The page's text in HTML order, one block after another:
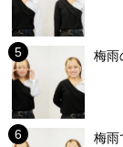
梅雨
梅